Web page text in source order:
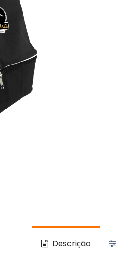
Descrição